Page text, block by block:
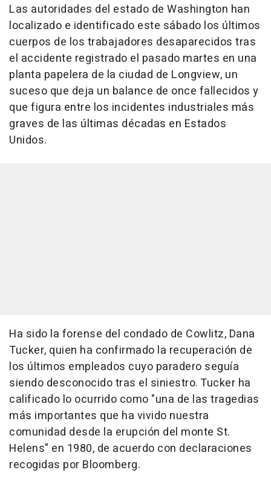
Las autoridades del estado de Washington han
localizado e identificado este sábado los últimos
cuerpos de los trabajadores desaparecidos tras
el accidente registrado el pasado martes en una
planta papelera de la ciudad de Longview, un
suceso que deja un balance de once fallecidos y
que figura entre los incidentes industriales más
graves de las últimas décadas en Estados
Unidos.
Ha sido la forense del condado de Cowlitz, Dana
Tucker, quien ha confirmado la recuperación de
los últimos empleados cuyo paradero seguía
siendo desconocido tras el siniestro. Tucker ha
calificado lo ocurrido como "una de las tragedias
más importantes que ha vivido nuestra
comunidad desde la erupción del monte St.
Helens" en 1980, de acuerdo con declaraciones
recogidas por Bloomberg.